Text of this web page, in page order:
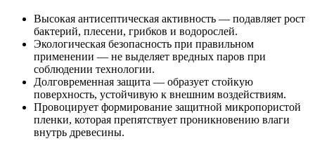
Высокая антисептическая активность — подавляет рост
бактерий, плесени, грибков и водорослей.
Экологическая безопасность при правильном
применении — не выделяет вредных паров при
соблюдении технологии.
Долговременная защита — образует стойкую
поверхность, устойчивую к внешним воздействиям.
Провоцирует формирование защитной микропористой
пленки, которая препятствует проникновению влаги
внутрь древесины.